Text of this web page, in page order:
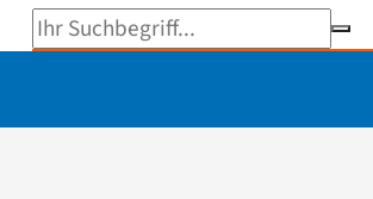
Suchbegriff eingeben